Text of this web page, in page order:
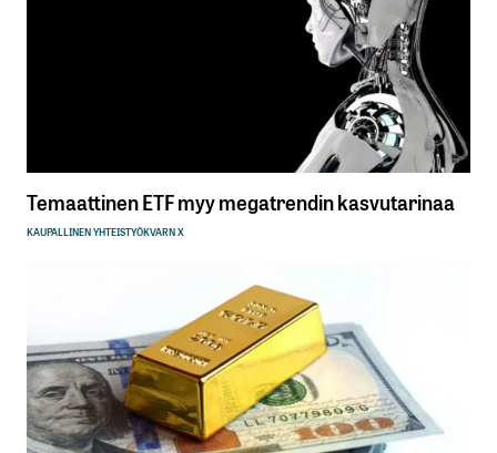
Temaattinen ETF myy megatrendin kasvutarinaa
KAUPALLINEN YHTEISTYÖKVARN X